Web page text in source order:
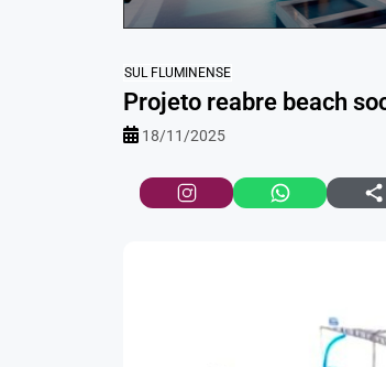
SUL FLUMINENSE
Projeto reabre beach
18/11/2025